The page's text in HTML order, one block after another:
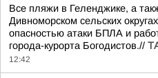
Все пляжи в Геленджике, а
Дивноморском сельских
опасностью атаки БПЛА и
города-курорта Богодистов.//
12:42